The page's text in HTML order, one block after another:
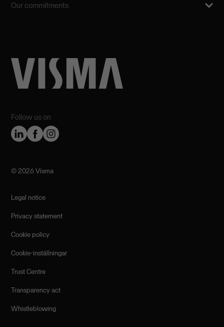
Follow us on
Our commitments
©️ 2026 Visma
Legal notice
Privacy statement
Cookie policy
Cookie-inställningar
Trust Centre
Transparency act
Whistleblowing